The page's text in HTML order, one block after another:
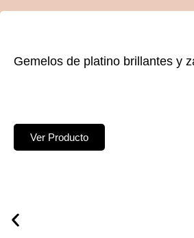
Gemelos de platino brillantes y
Ver Producto